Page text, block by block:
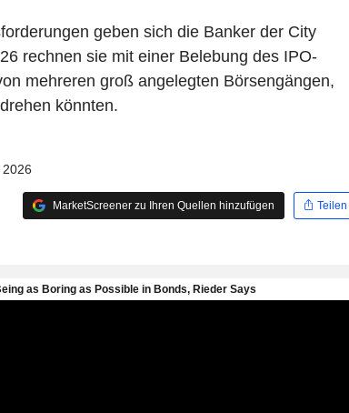
geben sich die Banker der City
rechnen sie mit einer Belebung des IPO-
mehreren groß angelegten Börsengängen,
könnten.
MarketScreener zu Ihren Quellen hinzufügen Teilen